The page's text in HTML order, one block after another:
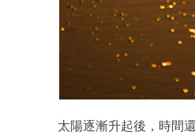
太陽逐漸升起後，時間